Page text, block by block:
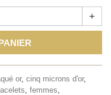
+
or, cinq microns d'or,
femmes